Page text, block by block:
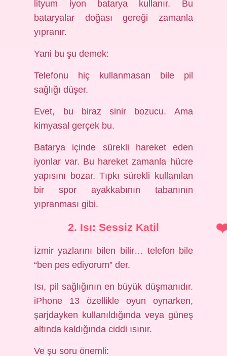
lityum iyon batarya kullanır. Bu
bataryalar doğası gereği zamanla
yıpranır.
Yani bu şu demek:
Telefonu hiç kullanmasan bile pil
sağlığı düşer.
Evet, bu biraz sinir bozucu. Ama
kimyasal gerçek bu.
Batarya içinde sürekli hareket eden
iyonlar var. Bu hareket zamanla hücre
yapısını bozar. Tıpkı sürekli kullanılan
bir spor ayakkabının tabanının
yıpranması gibi.
2. Isı: Sessiz Katil
İzmir yazlarını bilen bilir… telefon bile
“ben pes ediyorum” der.
Isı, pil sağlığının en büyük düşmanıdır.
iPhone 13 özellikle oyun oynarken,
şarjdayken kullanıldığında veya güneş
altında kaldığında ciddi ısınır.
Ve şu soru önemli: